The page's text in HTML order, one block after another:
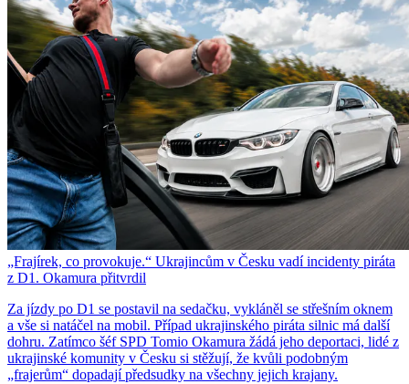
„Frajírek, co provokuje.“ Ukrajincům v Česku vadí incidenty piráta
z D1. Okamura přitvrdil
Za jízdy po D1 se postavil na sedačku, vykláněl se střešním oknem
a vše si natáčel na mobil. Případ ukrajinského piráta silnic má další
dohru. Zatímco šéf SPD Tomio Okamura žádá jeho deportaci, lidé z
ukrajinské komunity v Česku si stěžují, že kvůli podobným
„frajerům“ dopadají předsudky na všechny jejich krajany.